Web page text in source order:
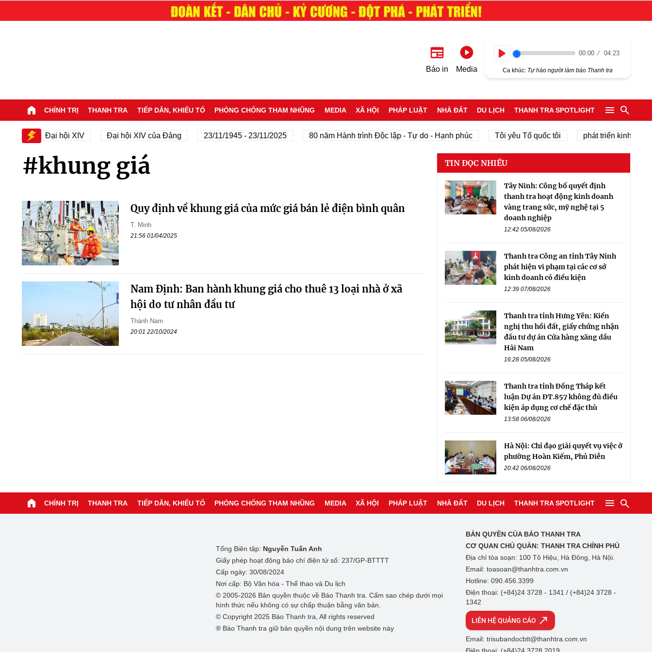
Báo in Media
00:00 04:23
Ca khúc: Tự hào người làm báo Thanh tra
CHÍNH TRỊ THANH TRA TIẾP DÂN, KHIẾU TỐ PHÒNG CHỐNG THAM NHŨNG MEDIA XÃ HỘI PHÁP LUẬT NHÀ ĐẤT DU LỊCH THANH TRA SPOTLIGHT
Đại hội XIV Đại hội XIV của Đảng 23/11/1945 - 23/11/2025 80 năm Hành trình Độc lập - Tự do - Hạnh phúc Tôi yêu Tổ quốc tôi phát triển kinh tế tư
#khung giá
Quy định về khung giá của mức giá bán lẻ điện bình quân
T. Minh
21:56 01/04/2025
Nam Định: Ban hành khung giá cho thuê 13 loại nhà ở xã
hội do tư nhân đầu tư
Thành Nam
20:01 22/10/2024
TIN ĐỌC NHIỀU
Tây Ninh: Công bố quyết định
thanh tra hoạt động kinh doanh
vàng trang sức, mỹ nghệ tại 5
doanh nghiệp
12:42 05/08/2026
Thanh tra Công an tỉnh Tây Ninh
phát hiện vi phạm tại các cơ sở
kinh doanh có điều kiện
12:39 07/08/2026
Thanh tra tỉnh Hưng Yên: Kiến
nghị thu hồi đất, giấy chứng nhận
đầu tư dự án Cửa hàng xăng dầu
Hải Nam
16:28 05/08/2026
Thanh tra tỉnh Đồng Tháp kết
luận Dự án ĐT.857 không đủ điều
kiện áp dụng cơ chế đặc thù
13:58 06/08/2026
Hà Nội: Chỉ đạo giải quyết vụ việc ở
phường Hoàn Kiếm, Phú Diễn
20:42 06/08/2026
CHÍNH TRỊ THANH TRA TIẾP DÂN, KHIẾU TỐ PHÒNG CHỐNG THAM NHŨNG MEDIA XÃ HỘI PHÁP LUẬT NHÀ ĐẤT DU LỊCH THANH TRA SPOTLIGHT
Tổng Biên tập: Nguyễn Tuấn Anh
Giấy phép hoạt động báo chí điện tử số: 237/GP-BTTTT
Cấp ngày: 30/08/2024
Nơi cấp: Bộ Văn hóa - Thể thao và Du lịch
© 2005-2026 Bản quyền thuộc về Báo Thanh tra. Cấm sao chép dưới mọi
hình thức nếu không có sự chấp thuận bằng văn bản.
© Copyright 2025 Báo Thanh tra, All rights reserved
® Báo Thanh tra giữ bản quyền nội dung trên website này
BẢN QUYỀN CỦA BÁO THANH TRA
CƠ QUAN CHỦ QUẢN: THANH TRA CHÍNH PHỦ
Địa chỉ tòa soạn: 100 Tô Hiệu, Hà Đông, Hà Nội.
Email: toasoan@thanhtra.com.vn
Hotline: 090.456.3399
Điện thoại: (+84)24 3728 - 1341 / (+84)24 3728 -
1342
LIÊN HỆ QUẢNG CÁO
Email: trisubandocbtt@thanhtra.com.vn